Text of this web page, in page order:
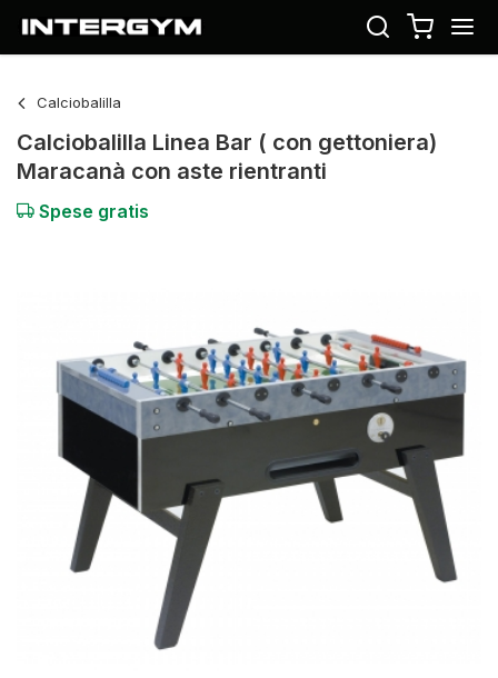
Calciobalilla
Calciobalilla Linea Bar ( con gettoniera)
Maracanà con aste rientranti
Spese gratis